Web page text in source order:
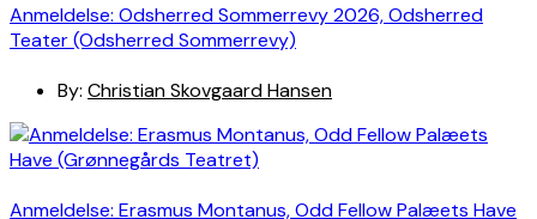
Anmeldelse: Odsherred Sommerrevy 2026, Odsherred
Teater (Odsherred Sommerrevy)
By: Christian Skovgaard Hansen
Anmeldelse: Erasmus Montanus, Odd Fellow Palæets Have